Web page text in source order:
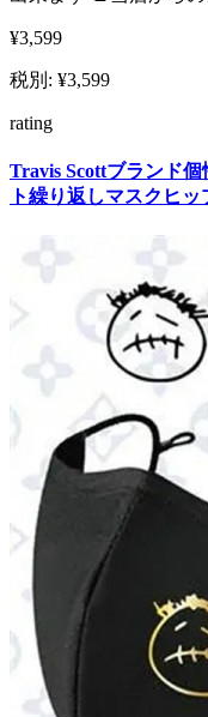
¥3,599
税別: ¥3,599
rating
Travis Scottブランド
ト繰り返しマスクヒ